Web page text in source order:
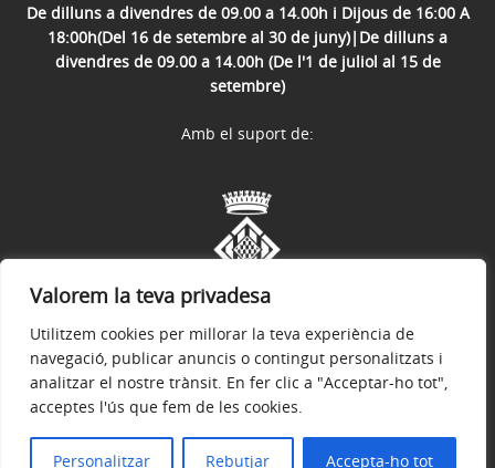
Valorem la teva privadesa
Utilitzem cookies per millorar la teva experiència de
navegació, publicar anuncis o contingut personalitzats i
analitzar el nostre trànsit. En fer clic a "Acceptar-ho tot",
acceptes l'ús que fem de les cookies.
Personalitzar Rebutjar Accepta-ho tot
De dilluns a divendres de 09.00 a 14.00h i Dijous de 16:00 A
18:00h(Del 16 de setembre al 30 de juny)|De dilluns a
divendres de 09.00 a 14.00h (De l'1 de juliol al 15 de
setembre)
Avís legal Política de privacitat
© 2026
Amb el suport de: